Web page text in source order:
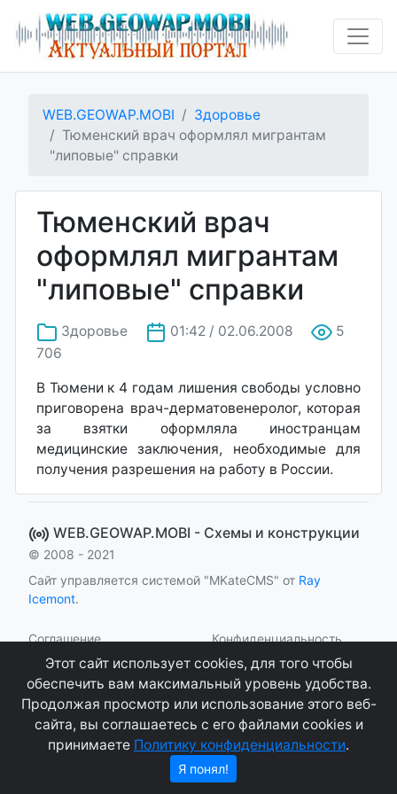
WEB.GEOWAP.MOBI
Здоровье
Тюменский врач оформлял мигрантам
"липовые" справки
Тюменский врач
оформлял мигрантам
"липовые" справки
Здоровье 01:42 / 02.06.2008
5
706
В Тюмени к 4 годам лишения свободы условно
приговорена врач-дерматовенеролог, которая
за взятки оформляла иностранцам
медицинские заключения, необходимые для
получения разрешения на работу в России.
WEB.GEOWAP.MOBI - Cхемы и конструкции
© 2008 - 2021
Сайт управляется системой "MKateCMS" от Ray
Icemont.
Соглашение Конфиденциальность
О сайте Контакты
Этот сайт использует cookies, для того чтобы
обеспечить вам максимальный уровень удобства.
Продолжая просмотр или использование этого веб-
сайта, вы соглашаетесь с его файлами cookies и
принимаете Политику конфиденциальности.
Я понял!